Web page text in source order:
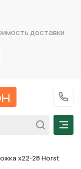
доставки
+7
х22-28 Horst